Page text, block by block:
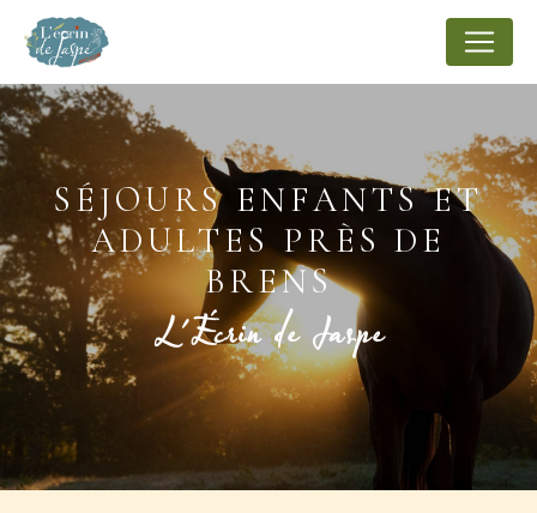
SÉJOURS ENFANTS ET
ADULTES PRÈS DE
BRENS
L'Écrin de Jaspe
Panneau de gestion des cookies